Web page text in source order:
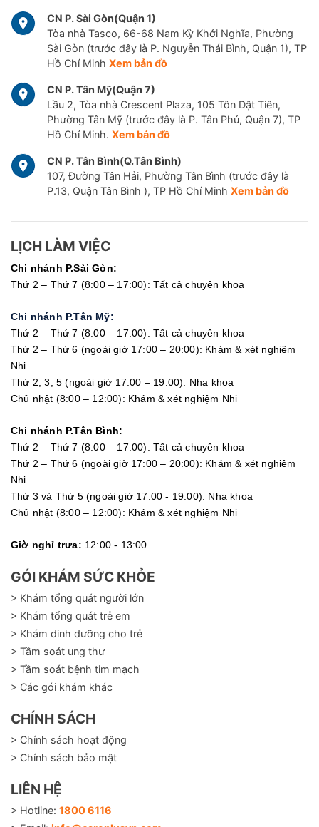
CN P. Sài Gòn(Quận 1)
Tòa nhà Tasco, 66-68 Nam Kỳ Khởi Nghĩa, Phường
Sài Gòn (trước đây là P. Nguyễn Thái Bình, Quận 1), TP
Hồ Chí Minh Xem bản đồ
CN P. Tân Mỹ(Quận 7)
Lầu 2, Tòa nhà Crescent Plaza, 105 Tôn Dật Tiên,
Phường Tân Mỹ (trước đây là P. Tân Phú, Quận 7), TP
Hồ Chí Minh. Xem bản đồ
CN P. Tân Bình(Q.Tân Bình)
107, Đường Tân Hải, Phường Tân Bình (trước đây là
P.13, Quận Tân Bình ), TP Hồ Chí Minh Xem bản đồ
LỊCH LÀM VIỆC
Chi nhánh P.Sài Gòn:
Thứ 2 – Thứ 7 (8:00 – 17:00): Tất cả chuyên khoa
Chi nhánh P.Tân Mỹ:
Thứ 2 – Thứ 7 (8:00 – 17:00): Tất cả chuyên khoa
Thứ 2 – Thứ 6 (ngoài giờ 17:00 – 20:00): Khám & xét nghiệm
Nhi
Thứ 2, 3, 5 (ngoài giờ 17:00 – 19:00): Nha khoa
Chủ nhật (8:00 – 12:00): Khám & xét nghiệm Nhi
Chi nhánh P.Tân Bình:
Thứ 2 – Thứ 7 (8:00 – 17:00): Tất cả chuyên khoa
Thứ 2 – Thứ 6 (ngoài giờ 17:00 – 20:00): Khám & xét nghiệm
Nhi
Thứ 3 và Thứ 5 (ngoài giờ 17:00 - 19:00): Nha khoa
Chủ nhật (8:00 – 12:00): Khám & xét nghiệm Nhi
Giờ nghỉ trưa: 12:00 - 13:00
GÓI KHÁM SỨC KHỎE
> Khám tổng quát người lớn
> Khám tổng quát trẻ em
> Khám dinh dưỡng cho trẻ
> Tầm soát ung thư
> Tầm soát bệnh tim mạch
> Các gói khám khác
CHÍNH SÁCH
> Chính sách hoạt động
> Chính sách bảo mật
LIÊN HỆ
> Hotline: 1800 6116